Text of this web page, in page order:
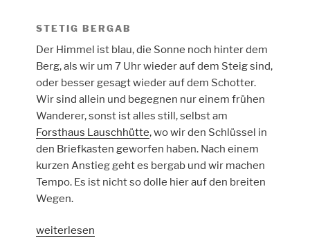
STETIG BERGAB
Der Himmel ist blau, die Sonne noch hinter dem
Berg, als wir um 7 Uhr wieder auf dem Steig sind,
oder besser gesagt wieder auf dem Schotter.
Wir sind allein und begegnen nur einem frühen
Wanderer, sonst ist alles still, selbst am
Forsthaus Lauschhütte, wo wir den Schlüssel in
den Briefkasten geworfen haben. Nach einem
kurzen Anstieg geht es bergab und wir machen
Tempo. Es ist nicht so dolle hier auf den breiten
Wegen.
„Soonwaldsteig
weiterlesen